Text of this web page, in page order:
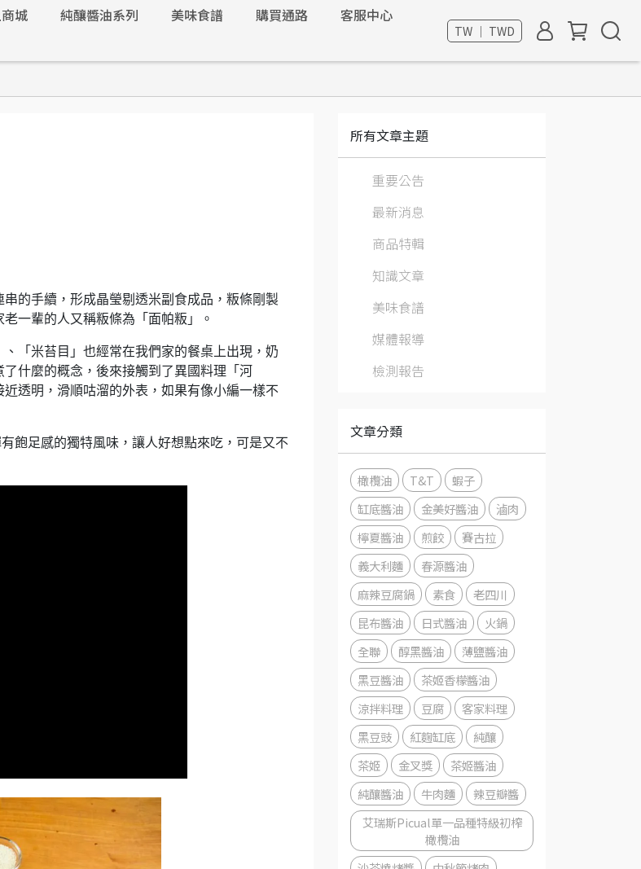
城 純釀醬油系列 美味食譜 購買通路
客服中心
TW ｜ TWD
的手續，形成晶瑩剔透米副食成品，粄條剛製
一輩的人又稱粄條為「面帕粄」。
「米苔目」也經常在我們家的餐桌上出現，奶
什麼的概念，後來接觸到了異國料理「河
透明，滑順咕溜的外表，如果有像小編一樣不
飽足感的獨特風味，讓人好想點來吃，可是又不
所有文章主題
重要公告
最新消息
商品特輯
知識文章
美味食譜
媒體報導
檢測報告
文章分類
橄欖油 T&T
蝦子
缸底醬油
金美好醬油
滷肉
檸夏醬油
煎餃
賽古拉
義大利麵
春源醬油
麻辣豆腐鍋
素食
老四川
昆布醬油
日式醬油
火鍋
全聯
醇黑醬油
薄鹽醬油
黑豆醬油
茶姬香檬醬油
涼拌料理
豆腐
客家料理
黑豆豉
紅麴缸底
純釀
茶姬
金叉獎
茶姬醬油
純釀醬油
牛肉麵
辣豆瓣醬
艾瑞斯Picual單一品種特級初榨
橄欖油